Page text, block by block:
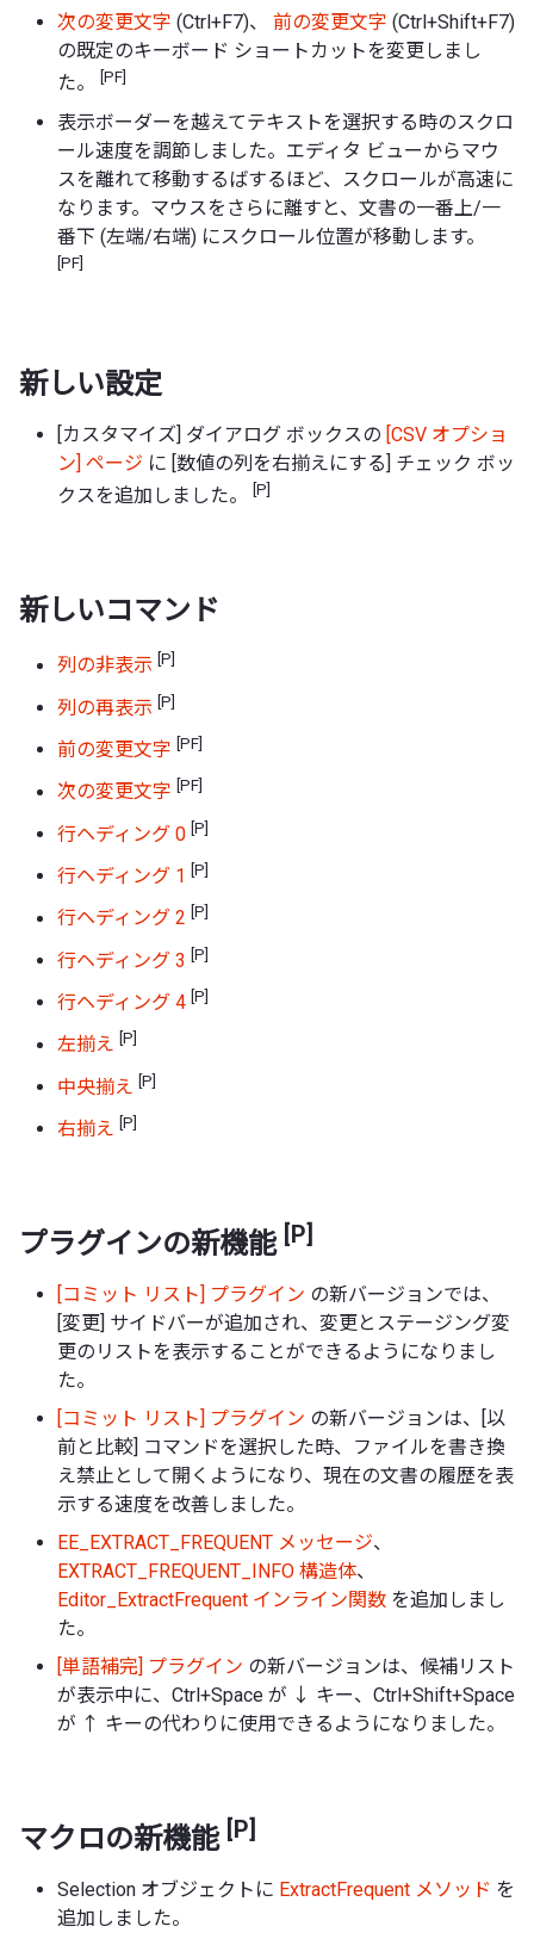
次の変更文字 (Ctrl+F7)、 前の変更文字 (Ctrl+Shift+F7)
の既定のキーボード ショートカットを変更しまし
た。
[PF]
表示ボーダーを越えてテキストを選択する時のスクロ
ール速度を調節しました。エディタ ビューからマウ
スを離れて移動するばするほど、スクロールが高速に
なります。マウスをさらに離すと、文書の一番上/一
番下 (左端/右端) にスクロール位置が移動します。
[PF]
新しい設定
[カスタマイズ] ダイアログ ボックスの [CSV オプショ
ン] ページ に [数値の列を右揃えにする] チェック ボッ
クスを追加しました。
[P]
新しいコマンド
列の非表示 [P]
列の再表示 [P]
前の変更文字 [PF]
次の変更文字 [PF]
行ヘディング 0 [P]
行ヘディング 1 [P]
行ヘディング 2 [P]
行ヘディング 3 [P]
行ヘディング 4 [P]
左揃え [P]
中央揃え [P]
右揃え [P]
プラグインの新機能 [P]
[コミット リスト] プラグイン の新バージョンでは、
[変更] サイドバーが追加され、変更とステージング変
更のリストを表示することができるようになりまし
た。
[コミット リスト] プラグイン の新バージョンは、[以
前と比較] コマンドを選択した時、ファイルを書き換
え禁止として開くようになり、現在の文書の履歴を表
示する速度を改善しました。
EE_EXTRACT_FREQUENT メッセージ、
EXTRACT_FREQUENT_INFO 構造体、
Editor_ExtractFrequent インライン関数 を追加しまし
た。
[単語補完] プラグイン の新バージョンは、候補リスト
が表示中に、Ctrl+Space が ↓ キー、Ctrl+Shift+Space
が ↑ キーの代わりに使用できるようになりました。
マクロの新機能 [P]
Selection オブジェクトに ExtractFrequent メソッド を
追加しました。